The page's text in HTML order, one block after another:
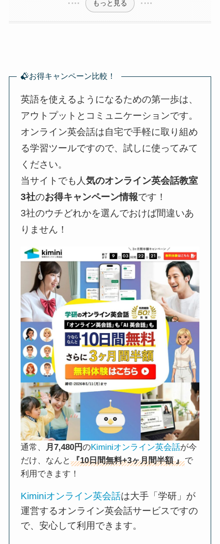
もっと見る
お得キャンペーン比較！
英語を使えるようになるための第一歩は、
アウトプットとコミュニケーションです。
オンライン英会話は自宅で手軽に取り組め
る学習ツールですので、試しに使ってみて
ください。
当サイトでも人気のオンライン英会話教室
3社のお得キャンペーン情報です！
3社のウチどれかを選んでおけば間違いあ
りません！
通常、 月7,480円のKiminiオンライン英会話が今
だけ、なんと『10日間無料+3ヶ月間半額 』で
利用できます！
Kiminiオンライン英会話は大手「学研」が
運営するオンライン英会話サービスですの
で、安心して利用できます。